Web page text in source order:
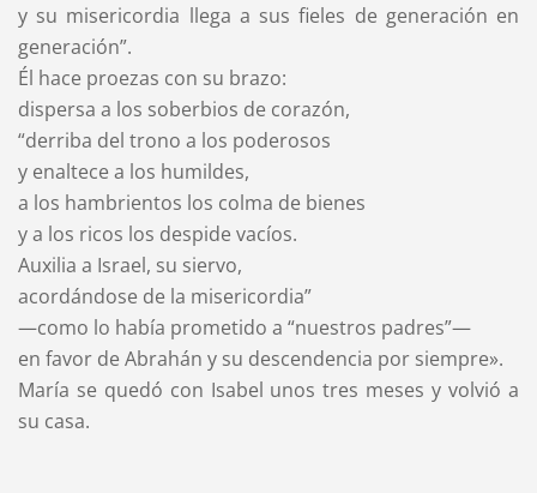
y su misericordia llega a sus fieles de generación en
generación”.
Él hace proezas con su brazo:
dispersa a los soberbios de corazón,
“derriba del trono a los poderosos
y enaltece a los humildes,
a los hambrientos los colma de bienes
y a los ricos los despide vacíos.
Auxilia a Israel, su siervo,
acordándose de la misericordia”
—como lo había prometido a “nuestros padres”—
en favor de Abrahán y su descendencia por siempre».
María se quedó con Isabel unos tres meses y volvió a
su casa.